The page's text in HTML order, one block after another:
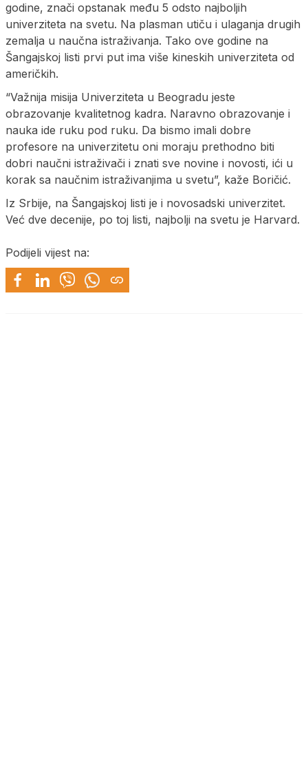
godine, znači opstanak među 5 odsto najboljih
univerziteta na svetu. Na plasman utiču i ulaganja drugih
zemalja u naučna istraživanja. Tako ove godine na
Šangajskoj listi prvi put ima više kineskih univerziteta od
američkih.
“Važnija misija Univerziteta u Beogradu jeste
obrazovanje kvalitetnog kadra. Naravno obrazovanje i
nauka ide ruku pod ruku. Da bismo imali dobre
profesore na univerzitetu oni moraju prethodno biti
dobri naučni istraživači i znati sve novine i novosti, ići u
korak sa naučnim istraživanjima u svetu”, kaže Boričić.
Iz Srbije, na Šangajskoj listi je i novosadski univerzitet.
Već dve decenije, po toj listi, najbolji na svetu je Harvard.
Podijeli vijest na: